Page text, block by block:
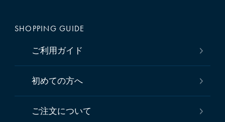
SHOPPING GUIDE
ご利用ガイド
初めての方へ
ご注文について